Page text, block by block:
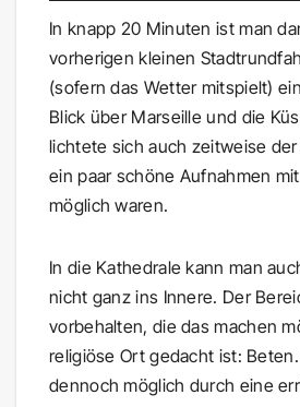
In knapp 20 Minuten ist man
vorherigen kleinen
(sofern das Wetter mitspielt)
Blick über Marseille und die
lichtete sich auch zeitweise
ein paar schöne Aufnahmen
möglich waren.
In die Kathedrale kann man
nicht ganz ins Innere. Der
vorbehalten, die das machen
religiöse Ort gedacht ist:
dennoch möglich durch eine